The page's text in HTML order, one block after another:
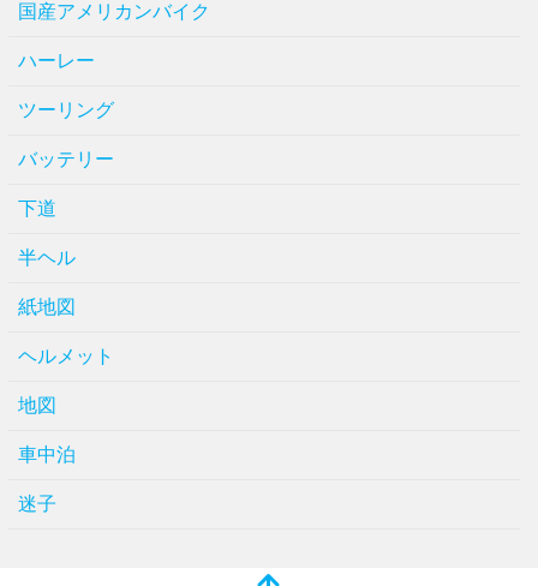
国産アメリカンバイク
ハーレー
ツーリング
バッテリー
下道
半ヘル
紙地図
ヘルメット
地図
車中泊
迷子